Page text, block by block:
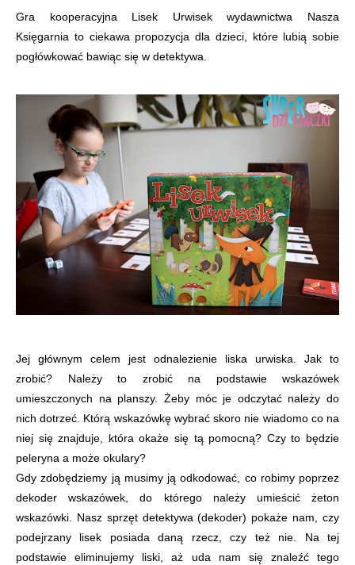
Gra kooperacyjna Lisek Urwisek wydawnictwa Nasza
Księgarnia to ciekawa propozycja dla dzieci, które lubią sobie
pogłówkować bawiąc się w detektywa.
Jej głównym celem jest odnalezienie liska urwiska. Jak to
zrobić? Należy to zrobić na podstawie wskazówek
umieszczonych na planszy. Żeby móc je odczytać należy do
nich dotrzeć. Którą wskazówkę wybrać skoro nie wiadomo co na
niej się znajduje, która okaże się tą pomocną? Czy to będzie
peleryna a może okulary?
Gdy zdobędziemy ją musimy ją odkodować, co robimy poprzez
dekoder wskazówek, do którego należy umieścić żeton
wskazówki. Nasz sprzęt detektywa (dekoder) pokaże nam, czy
podejrzany lisek posiada daną rzecz, czy też nie. Na tej
podstawie eliminujemy liski, aż uda nam się znaleźć tego